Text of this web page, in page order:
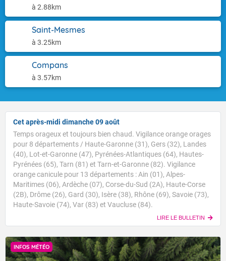
à 2.88km
Saint-Mesmes
à 3.25km
Compans
à 3.57km
Cet après-midi dimanche 09 août
Temps orageux et toujours bien chaud. Vigilance orange orages
pour 8 départements / Haute-Garonne (31), Gers (32), Landes
(40), Lot-et-Garonne (47), Pyrénées-Atlantiques (64), Hautes-
Pyrénées (65), Tarn (81) et Tarn-et-Garonne (82). Vigilance
orange canicule pour 13 départements : Ain (01), Alpes-
Maritimes (06), Ardèche (07), Corse-du-Sud (2A), Haute-Corse
(2B), Drôme (26), Gard (30), Isère (38), Rhône (69), Savoie (73),
Haute-Savoie (74), Var (83) et Vaucluse (84).
LIRE LE BULLETIN
INFOS MÉTÉO